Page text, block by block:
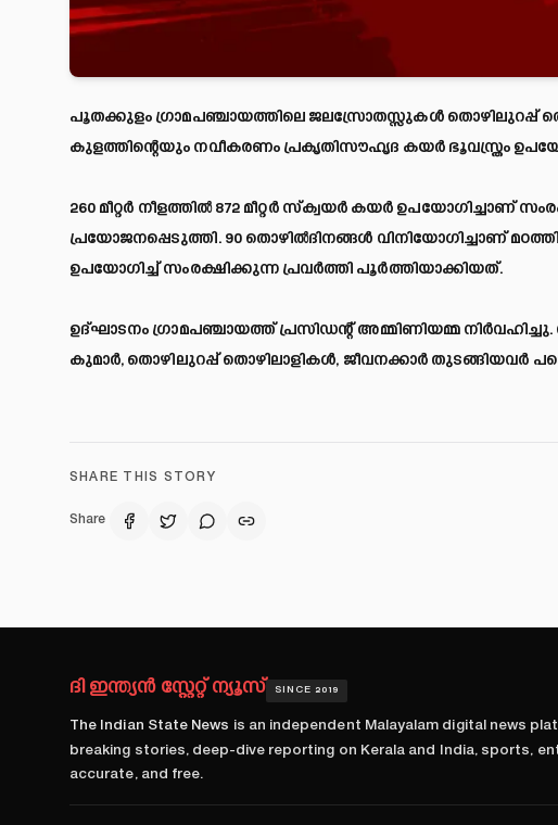
പൂതക്കുളം ഗ്രാമപഞ്ചായത്തിലെ ജലസ്രോതസ്സുകള്‍ തൊഴിലുറപ്പ്
കുളത്തിന്റെയും നവീകരണം പ്രകൃതിസൗഹൃദ കയര്‍ ഭൂവസ്ത്രം
260 മീറ്റര്‍ നീളത്തില്‍ 872 മീറ്റര്‍ സ്‌ക്വയര്‍ കയര്‍ ഉപയോഗിച്ചാണ്
പ്രയോജനപ്പെടുത്തി. 90 തൊഴില്‍ദിനങ്ങള്‍ വിനിയോഗിച്ചാണ്
ഉപയോഗിച്ച് സംരക്ഷിക്കുന്ന പ്രവര്‍ത്തി പൂര്‍ത്തിയാക്കിയത്.
ഉദ്ഘാടനം ഗ്രാമപഞ്ചായത്ത് പ്രസിഡന്റ് അമ്മിണിയമ്മ
കുമാര്‍, തൊഴിലുറപ്പ് തൊഴിലാളികള്‍, ജീവനക്കാര്‍ തുടങ്ങിയവര്‍
SHARE THIS STORY
Share
ദി ഇന്ത്യൻ സ്റ്റേറ്റ് ന്യൂസ് SINCE 2019
The Indian State News is an independent Malayalam digital news
breaking stories, deep-dive reporting on Kerala and India, sports,
accurate, and free.